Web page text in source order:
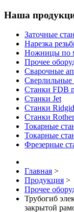
Наша
Заточные
Нарезка
Ножницы по
Прочее
Сварочные
Сверлильные
Станки FDB
Станки Jet
Станки Ridgid
Станки
Токарные
Токарные
Фрезерные
Главная >
Продукция >
Прочее
Трубогиб
закрытой